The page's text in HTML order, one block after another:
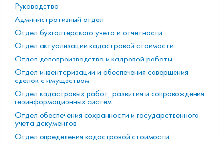
Руководство
Административный отдел
Отдел бухгалтерского учета и отчетности
Отдел актуализации кадастровой стоимости
Отдел делопроизводства и кадровой работы
Отдел инвентаризации и обеспечения совершения
сделок с имуществом
Отдел кадастровых работ, развития и сопровождения
геоинформационных систем
Отдел обеспечения сохранности и государственного
учета документов
Отдел определения кадастровой стоимости